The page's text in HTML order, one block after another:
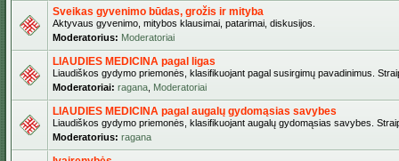
Sveikas gyvenimo būdas, grožis ir mityba
Aktyvaus gyvenimo, mitybos klausimai, patarimai, diskusijos.
Moderatorius: Moderatoriai
LIAUDIES MEDICINA pagal ligas
Liaudiškos gydymo priemonės, klasifikuojant pagal susirgimų pavadinimus.
Moderatoriai: ragana Moderatoriai
LIAUDIES MEDICINA pagal augalų gydomąsias savybes
Liaudiškos gydymo priemonės, klasifikuojant augalų gydomąsias savybes.
Moderatorius: ragana